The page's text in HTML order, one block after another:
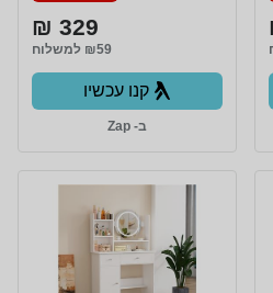
329 ₪
₪59 למשלוח
קנו עכשיו
ב- Zap